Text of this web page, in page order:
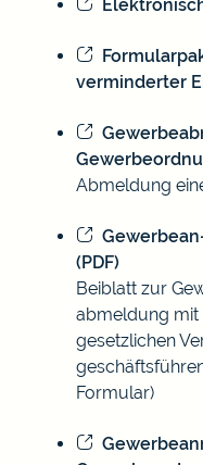
verminderter
Abmeldung
(PDF)
Beiblatt zur
abmeldung mit
gesetzlichen
Formular)